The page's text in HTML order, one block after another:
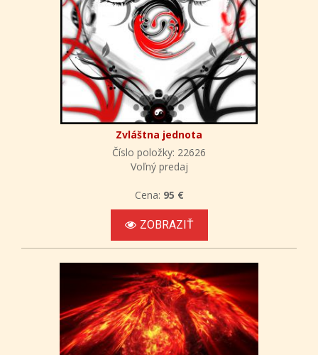
Zvláštna jednota
Číslo položky: 22626
Voľný predaj
Cena: 95 €
ZOBRAZIŤ